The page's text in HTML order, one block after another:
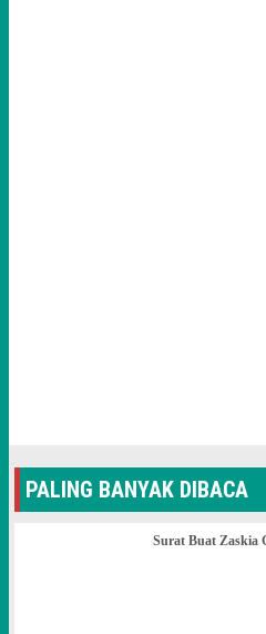
PALING BANYAK DIBACA
Surat Buat Zaskia